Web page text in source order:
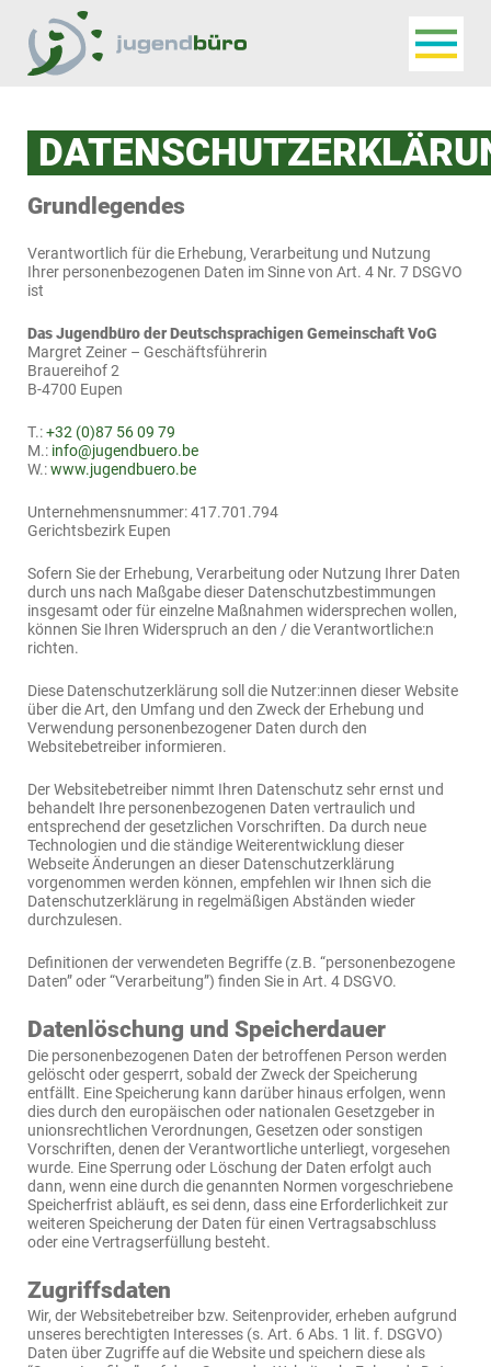
Grundlegendes
Verantwortlich für die Erhebung, Verarbeitung und Nutzung
Ihrer personenbezogenen Daten im Sinne von Art. 4 Nr. 7 DSGVO
ist
Das Jugendbüro der Deutschsprachigen Gemeinschaft VoG
Margret Zeiner – Geschäftsführerin
Brauereihof 2
B-4700 Eupen
T.:+32 (0)87 56 09 79
M.: info@jugendbuero.be
W.:www.jugendbuero.be
Unternehmensnummer: 417.701.794
Gerichtsbezirk Eupen
Sofern Sie der Erhebung, Verarbeitung oder Nutzung Ihrer Daten
durch uns nach Maßgabe dieser Datenschutzbestimmungen
insgesamt oder für einzelne Maßnahmen widersprechen wollen,
können Sie Ihren Widerspruch an den / die Verantwortliche:n
richten.
Diese Datenschutzerklärung soll die Nutzer:innen dieser Website
über die Art, den Umfang und den Zweck der Erhebung und
Verwendung personenbezogener Daten durch den
Websitebetreiber informieren.
Der Websitebetreiber nimmt Ihren Datenschutz sehr ernst und
behandelt Ihre personenbezogenen Daten vertraulich und
entsprechend der gesetzlichen Vorschriften. Da durch neue
Technologien und die ständige Weiterentwicklung dieser
Webseite Änderungen an dieser Datenschutzerklärung
vorgenommen werden können, empfehlen wir Ihnen sich die
Datenschutzerklärung in regelmäßigen Abständen wieder
durchzulesen.
Definitionen der verwendeten Begriffe (z.B. “personenbezogene
Daten” oder “Verarbeitung”) finden Sie in Art. 4 DSGVO.
Datenlöschung und Speicherdauer
Die personenbezogenen Daten der betroffenen Person werden
gelöscht oder gesperrt, sobald der Zweck der Speicherung
entfällt. Eine Speicherung kann darüber hinaus erfolgen, wenn
dies durch den europäischen oder nationalen Gesetzgeber in
unionsrechtlichen Verordnungen, Gesetzen oder sonstigen
Vorschriften, denen der Verantwortliche unterliegt, vorgesehen
wurde. Eine Sperrung oder Löschung der Daten erfolgt auch
dann, wenn eine durch die genannten Normen vorgeschriebene
Speicherfrist abläuft, es sei denn, dass eine Erforderlichkeit zur
weiteren Speicherung der Daten für einen Vertragsabschluss
oder eine Vertragserfüllung besteht.
Zugriffsdaten
Wir, der Websitebetreiber bzw. Seitenprovider, erheben aufgrund
unseres berechtigten Interesses (s. Art. 6 Abs. 1 lit. f. DSGVO)
Daten über Zugriffe auf die Website und speichern diese als